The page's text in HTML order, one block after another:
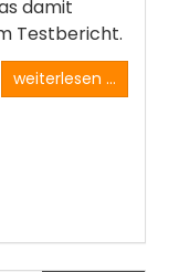
damit
Testbericht.
weiterlesen ...